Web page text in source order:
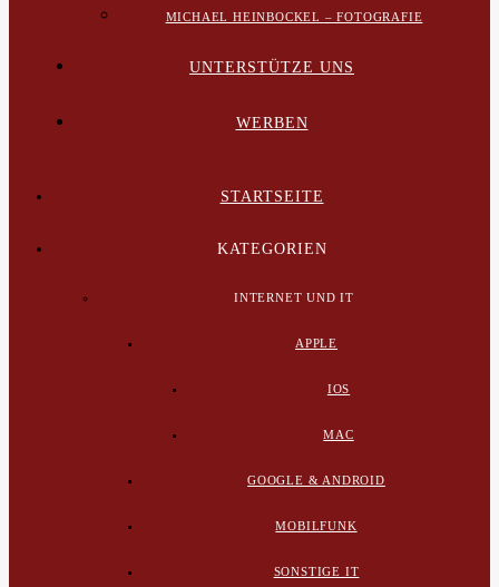
MICHAEL HEINBOCKEL – FOTOGRAFIE
UNTERSTÜTZE UNS
WERBEN
STARTSEITE
KATEGORIEN
INTERNET UND IT
APPLE
IOS
MAC
GOOGLE & ANDROID
MOBILFUNK
SONSTIGE IT